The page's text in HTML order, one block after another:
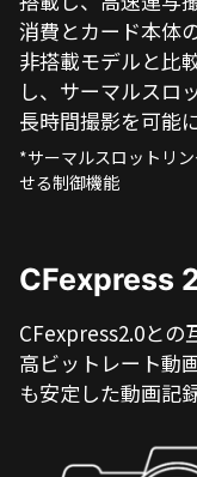
消費とカード本体
非搭載モデルと比
し、サーマルスロ
長時間撮影を可能
*サーマルスロットリ
せる制御機能
CFexpress
CFexpress2.0との
高ビットレート動
も安定した動画記